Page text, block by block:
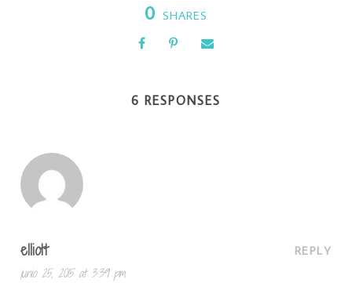
0 SHARES
6 RESPONSES
elliott
junio 25, 2015 at 3:39 pm
REPLY